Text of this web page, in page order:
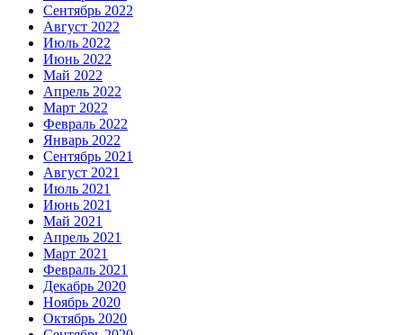
Сентябрь 2022
Август 2022
Июль 2022
Июнь 2022
Май 2022
Апрель 2022
Март 2022
Февраль 2022
Январь 2022
Сентябрь 2021
Август 2021
Июль 2021
Июнь 2021
Май 2021
Апрель 2021
Март 2021
Февраль 2021
Декабрь 2020
Ноябрь 2020
Октябрь 2020